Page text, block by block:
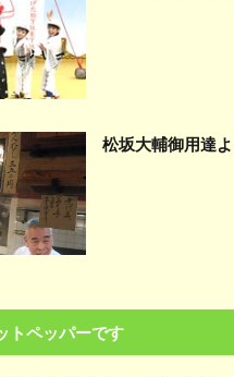
松坂大輔御用達
トペッパーです